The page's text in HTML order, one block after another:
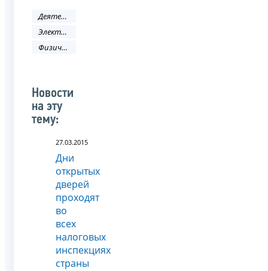
Деятельность ФНС
Электронные услуги
Физическое лицо
Новости
на эту
тему:
27.03.2015
Дни
открытых
дверей
проходят
во
всех
налоговых
инспекциях
страны